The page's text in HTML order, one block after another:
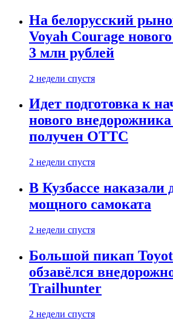
На белорусский
Voyah Courage
3 млн рублей
2 недели спустя
Идет подготовка к
нового
получен ОТТС
2 недели спустя
В Кузбассе наказали
мощного самоката
2 недели спустя
Большой пикап
обзавёлся
Trailhunter
2 недели спустя